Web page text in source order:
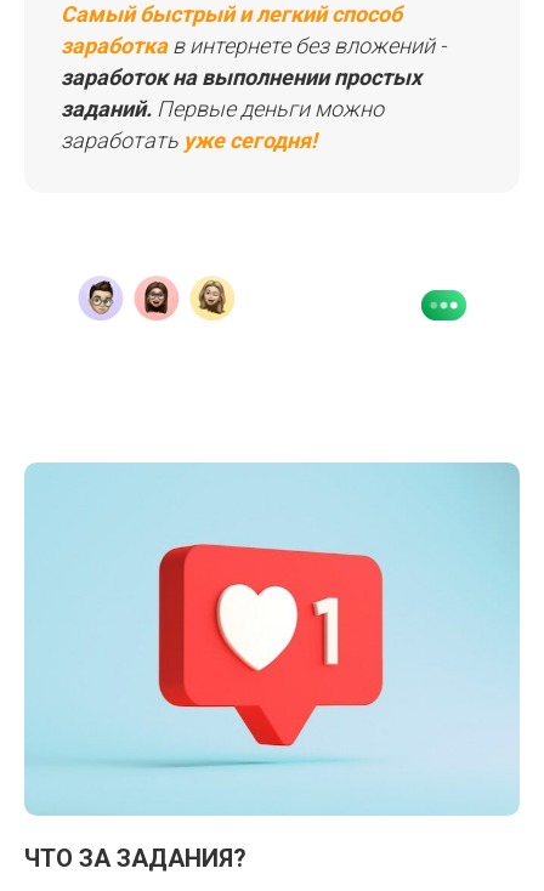
Самый быстрый и легкий способ
заработкав интернете без вложений -
заработок на выполнении простых
заданий. Первые деньги можно
заработать уже сегодня!
ЧТО ЗА ЗАДАНИЯ?